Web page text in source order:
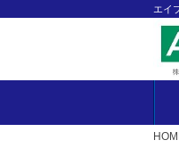
エイ